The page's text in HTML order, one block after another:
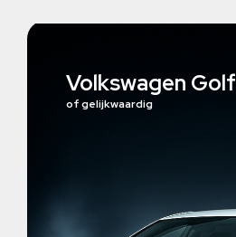
Volkswagen Golf
of gelijkwaardig